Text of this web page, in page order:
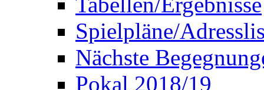
Spielpläne/
Nächste
Pokal 2018/19